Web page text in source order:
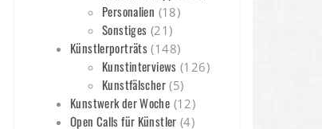
Personalien (18)
Sonstiges (21)
Künstlerporträts (148)
Kunstinterviews (126)
Kunstfälscher(5)
Kunstwerk der Woche (12)
Open Calls für Künstler (4)